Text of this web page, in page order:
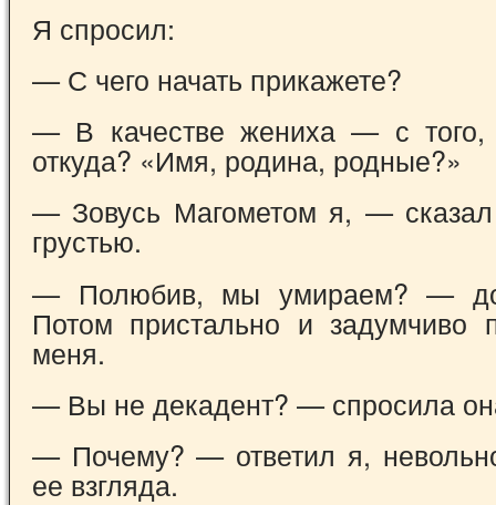
Я спросил:
— С чего начать прикажете?
— В качестве жениха — с того,
откуда? «Имя, родина, родные?»
— Зовусь Магометом я, —
грустью.
— Полюбив, мы умираем? —
Потом пристально и задумчиво
меня.
— Вы не декадент? — спросила
— Почему? — ответил я,
ее взгляда.